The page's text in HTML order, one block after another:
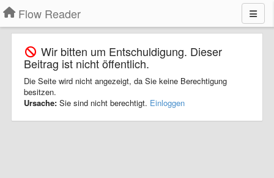
Flow Reader
Wir bitten um Entschuldigung. Dieser
Beitrag ist nicht öffentlich.
Die Seite wird nicht angezeigt, da Sie keine Berechtigung
besitzen.
Ursache: Sie sind nicht berechtigt. Einloggen